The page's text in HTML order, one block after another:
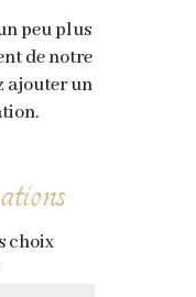
peu plus
de notre
ajouter un
choix